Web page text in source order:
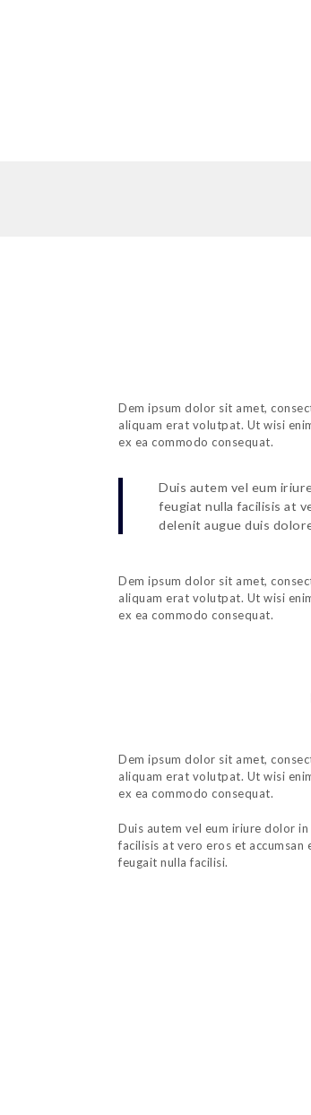
Dem ipsum dolor sit amet,
aliquam erat volutpat. Ut wisi
ex ea commodo consequat.
Duis autem vel eum
feugiat nulla facilisis at
delenit augue duis
Dem ipsum dolor sit amet,
aliquam erat volutpat. Ut wisi
ex ea commodo consequat.
Dem ipsum dolor sit amet,
aliquam erat volutpat. Ut wisi
ex ea commodo consequat.
Duis autem vel eum iriure dolor
facilisis at vero eros et
feugait nulla facilisi.